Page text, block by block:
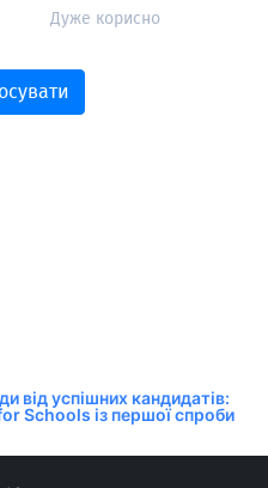
Дуже корисно
від успішних кандидатів:
Schools із першої спроби